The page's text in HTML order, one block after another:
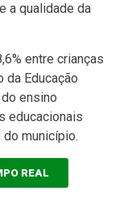
a qualidade da
entre crianças
da Educação
ensino
educacionais
município.
REAL